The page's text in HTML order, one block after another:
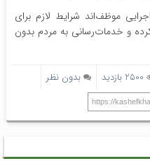
موظف‌اند شرایط لازم برای
کرده و خدمات‌رسانی به مردم بدون
2500 بازدید
بدون نظر
https://